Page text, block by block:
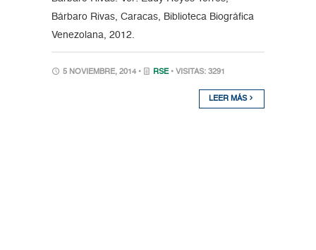
Bárbaro Rivas, Caracas, Biblioteca Biográfica
Venezolana, 2012.
5 NOVIEMBRE, 2014 • RSE • VISITAS: 3291
LEER MÁS